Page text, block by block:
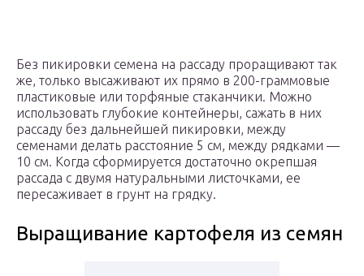
Без пикировки семена на рассаду проращивают так
же, только высаживают их прямо в 200-граммовые
пластиковые или торфяные стаканчики. Можно
использовать глубокие контейнеры, сажать в них
рассаду без дальнейшей пикировки, между
семенами делать расстояние 5 см, между рядками —
10 см. Когда сформируется достаточно окрепшая
рассада с двумя натуральными листочками, ее
пересаживает в грунт на грядку.
Выращивание картофеля из семян